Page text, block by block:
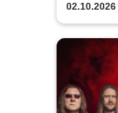
02.10.2026